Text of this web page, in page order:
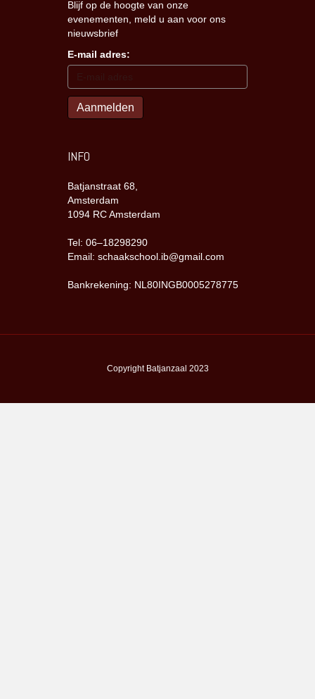
Blijf op de hoogte van onze
evenementen, meld u aan voor ons
nieuwsbrief
E-mail adres:
INFO
Batjanstraat 68,
Amsterdam
1094 RC Amsterdam
Tel: 06–18298290
Email: schaakschool.ib@gmail.com
Bankrekening: NL80INGB0005278775
Copyright Batjanzaal 2023